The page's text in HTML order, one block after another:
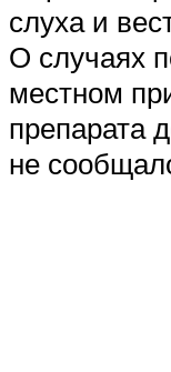
слуха и
О случаях
местном
препарата
не